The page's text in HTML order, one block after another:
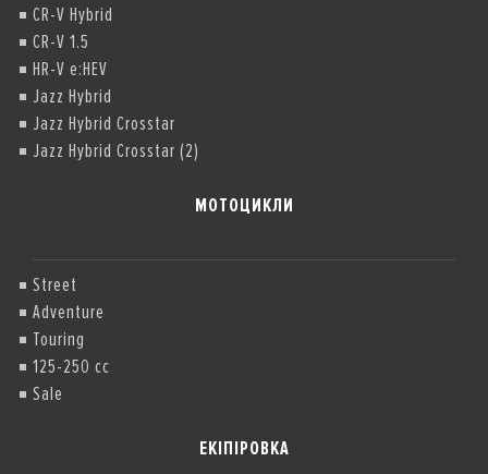
CR-V Hybrid
CR-V 1.5
HR-V e:HEV
Jazz Hybrid
Jazz Hybrid Crosstar
Jazz Hybrid Crosstar (2)
МОТОЦИКЛИ
Street
Adventure
Touring
125-250 cc
Sale
ЕКІПІРОВКА